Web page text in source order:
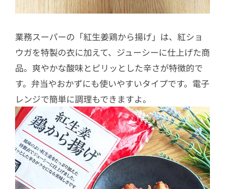
業務スーパーの「紅生姜鶏から揚げ」は、紅ショ
ウガを特製の衣に加えて、ジューシーに仕上げた商
品。爽やかな酸味とピリッとした辛さが特徴的で
す。弁当やおかずにも使いやすいタイプです。電子
レンジで簡単に調理もできますよ。